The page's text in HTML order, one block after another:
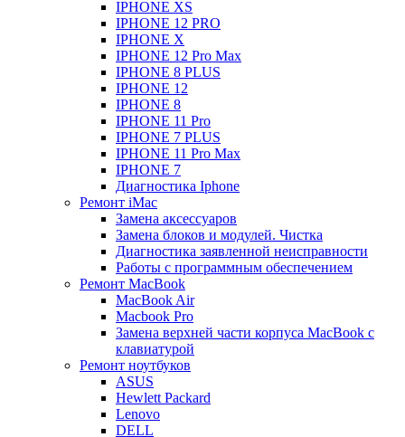
IPHONE XS
IPHONE 12 PRO
IPHONE X
IPHONE 12 Pro Max
IPHONE 8 PLUS
IPHONE 12
IPHONE 8
IPHONE 11 Pro
IPHONE 7 PLUS
IPHONE 11 Pro Max
IPHONE 7
Диагностика Iphone
Ремонт iMac
Замена аксессуаров
Замена блоков и модулей. Чистка
Диагностика заявленной неисправности
Работы с программным обеспечением
Ремонт MacBook
MacBook Air
Macbook Pro
Замена верхней части корпуса MacBook с
клавиатурой
Ремонт ноутбуков
ASUS
Hewlett Packard
Lenovo
DELL